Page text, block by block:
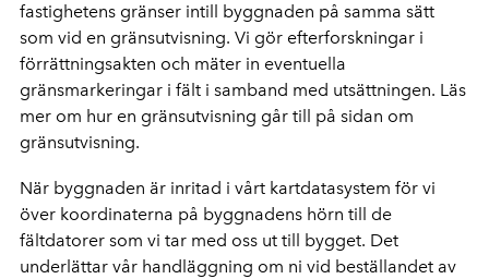
fastighetens gränser intill byggnaden på samma sätt
som vid en gränsutvisning. Vi gör efterforskningar i
förrättningsakten och mäter in eventuella
gränsmarkeringar i fält i samband med utsättningen. Läs
mer om hur en gränsutvisning går till på sidan om
gränsutvisning.
När byggnaden är inritad i vårt kartdatasystem för vi
över koordinaterna på byggnadens hörn till de
fältdatorer som vi tar med oss ut till bygget. Det
underlättar vår handläggning om ni vid beställandet av